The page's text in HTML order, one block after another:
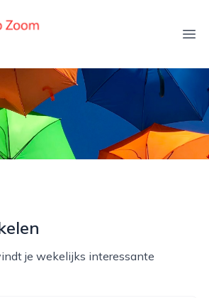
je wekelijks interessante